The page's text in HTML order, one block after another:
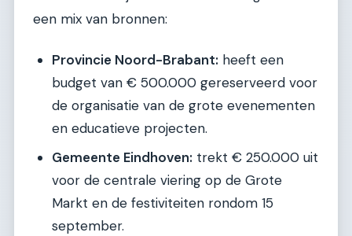
een mix van bronnen:
Provincie Noord-Brabant: heeft een
budget van € 500.000 gereserveerd voor
de organisatie van de grote evenementen
en educatieve projecten.
Gemeente Eindhoven: trekt € 250.000 uit
voor de centrale viering op de Grote
Markt en de festiviteiten rondom 15
september.